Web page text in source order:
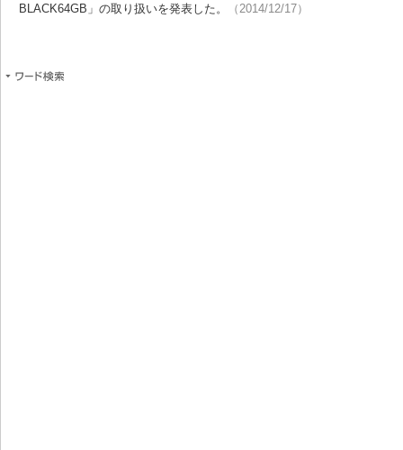
BLACK64GB」の取り扱いを発表した。
（2014/12/17）